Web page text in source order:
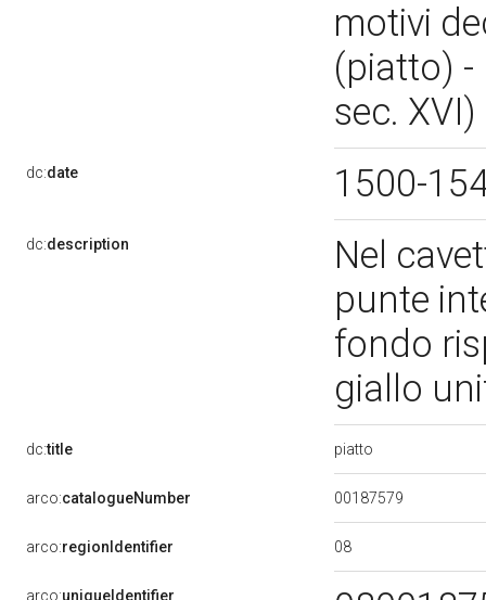
motivi
(piatto) -
sec. XVI)
dc:date 1500-
dc:description
Nel
punte
fondo
giallo
dc:title piatto
arco:catalogueNumber 00187579
arco:regionIdentifier 08
arco:uniqueIdentifier